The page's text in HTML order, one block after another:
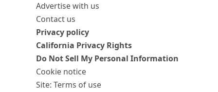
Advertise with us
Contact us
Privacy policy
California Privacy Rights
Do Not Sell My Personal Information
Cookie notice
Site: Terms of use